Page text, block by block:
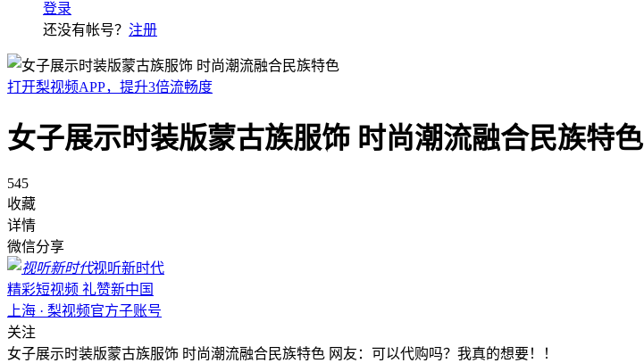
登录
还没有帐号？ 注册
打开梨视频APP，提升3倍流畅度
女子展示时装版蒙古族服饰 时尚潮流融合民族特色
545
收藏
详情
微信分享
视听新时代
精彩短视频 礼赞新中国
上海 · 梨视频官方子账号
关注
女子展示时装版蒙古族服饰 时尚潮流融合民族特色 网友：可以代购吗？我真的想要！！